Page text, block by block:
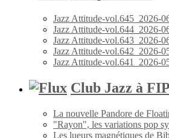
Jazz Attitude-vol.645_2026-
Jazz Attitude-vol.644_2026-
Jazz Attitude-vol.643_2026-
Jazz Attitude-vol.642_2026-
Jazz Attitude-vol.641_2026-
Club Jazz à FIP
La nouvelle Pandore de
"Rayon", les variations pop
Les lueurs magnétiques de